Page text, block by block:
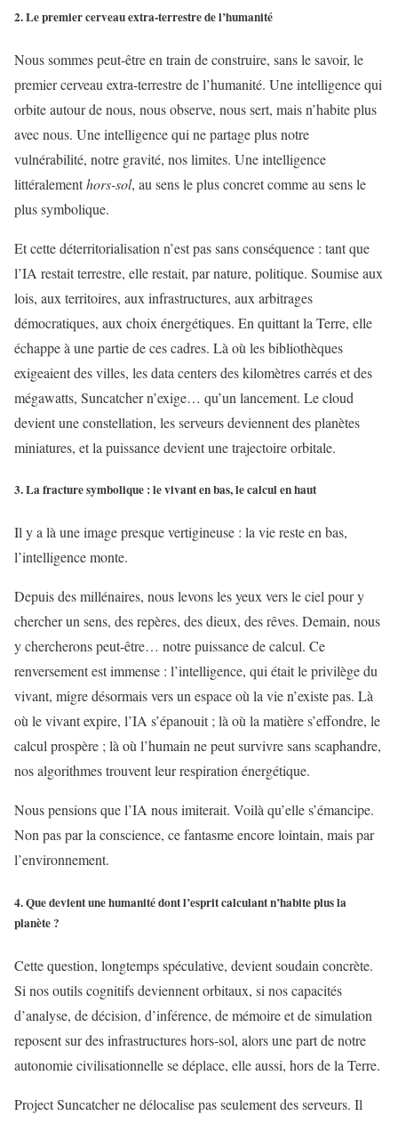
2. Le premier cerveau extra-terrestre de l’humanité
Nous sommes peut-être en train de construire, sans le savoir, le
premier cerveau extra-terrestre de l’humanité. Une intelligence qui
orbite autour de nous, nous observe, nous sert, mais n’habite plus
avec nous. Une intelligence qui ne partage plus notre
vulnérabilité, notre gravité, nos limites. Une intelligence
littéralementhors-sol, au sens le plus concret comme au sens le
plus symbolique.
Et cette déterritorialisation n’est pas sans conséquence : tant que
l’IA restait terrestre, elle restait, par nature, politique. Soumise aux
lois, aux territoires, aux infrastructures, aux arbitrages
démocratiques, aux choix énergétiques. En quittant la Terre, elle
échappe à une partie de ces cadres. Là où les bibliothèques
exigeaient des villes, les data centers des kilomètres carrés et des
mégawatts, Suncatcher n’exige… qu’un lancement. Le cloud
devient une constellation, les serveurs deviennent des planètes
miniatures, et la puissance devient une trajectoire orbitale.
3. La fracture symbolique : le vivant en bas, le calcul en haut
Il y a là une image presque vertigineuse : la vie reste en bas,
l’intelligence monte.
Depuis des millénaires, nous levons les yeux vers le ciel pour y
chercher un sens, des repères, des dieux, des rêves. Demain, nous
y chercherons peut-être… notre puissance de calcul. Ce
renversement est immense : l’intelligence, qui était le privilège du
vivant, migre désormais vers un espace où la vie n’existe pas. Là
où le vivant expire, l’IA s’épanouit ; là où la matière s’effondre, le
calcul prospère ; là où l’humain ne peut survivre sans scaphandre,
nos algorithmes trouvent leur respiration énergétique.
Nous pensions que l’IA nous imiterait. Voilà qu’elle s’émancipe.
Non pas par la conscience, ce fantasme encore lointain, mais par
l’environnement.
4. Que devient une humanité dont l’esprit calculant n’habite plus la
planète ?
Cette question, longtemps spéculative, devient soudain concrète.
Si nos outils cognitifs deviennent orbitaux, si nos capacités
d’analyse, de décision, d’inférence, de mémoire et de simulation
reposent sur des infrastructures hors-sol, alors une part de notre
autonomie civilisationnelle se déplace, elle aussi, hors de la Terre.
Project Suncatcher ne délocalise pas seulement des serveurs. Il